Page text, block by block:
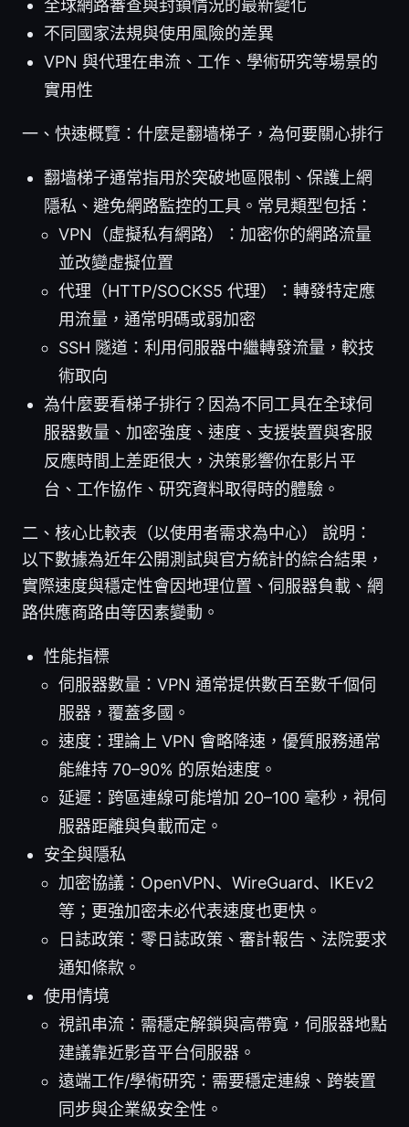
全球網路審查與封鎖情況的最新變化
不同國家法規與使用風險的差異
VPN 與代理在串流、工作、學術研究等場景的
實用性
一、快速概覽：什麼是翻墙梯子，為何要關心排行
翻墙梯子通常指用於突破地區限制、保護上網
隱私、避免網路監控的工具。常見類型包括：
VPN（虛擬私有網路）：加密你的網路流量
並改變虛擬位置
代理（HTTP/SOCKS5 代理）：轉發特定應
用流量，通常明碼或弱加密
SSH 隧道：利用伺服器中繼轉發流量，較技
術取向
為什麼要看梯子排行？因為不同工具在全球伺
服器數量、加密強度、速度、支援裝置與客服
反應時間上差距很大，決策影響你在影片平
台、工作協作、研究資料取得時的體驗。
二、核心比較表（以使用者需求為中心） 說明：
以下數據為近年公開測試與官方統計的綜合結果，
實際速度與穩定性會因地理位置、伺服器負載、網
路供應商路由等因素變動。
性能指標
伺服器數量：VPN 通常提供數百至數千個伺
服器，覆蓋多國。
速度：理論上 VPN 會略降速，優質服務通常
能維持 70–90% 的原始速度。
延遲：跨區連線可能增加 20–100 毫秒，視伺
服器距離與負載而定。
安全與隱私
加密協議：OpenVPN、WireGuard、IKEv2
等；更強加密未必代表速度也更快。
日誌政策：零日誌政策、審計報告、法院要求
通知條款。
使用情境
視訊串流：需穩定解鎖與高帶寬，伺服器地點
建議靠近影音平台伺服器。
遠端工作/學術研究：需要穩定連線、跨裝置
同步與企業級安全性。